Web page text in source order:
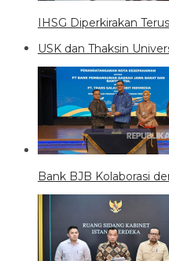
IHSG Diperkirakan
USK dan Thaksin
Bank BJB Kolaborasi